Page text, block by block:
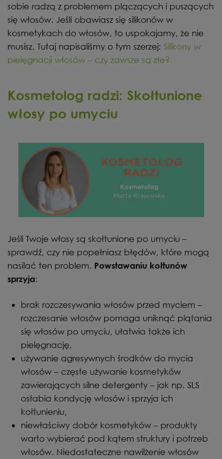
sobie radzą z problemem plączących i puszących
się włosów. Jeśli obawiasz się silikonów w
kosmetykach do włosów, to uspokajamy, że nie
musisz. Tutaj napisaliśmy o tym szerzej: Silikony w
pielęgnacji włosów – czy zawsze są złe?
Kosmetolog radzi: Skołtunione
włosy po umyciu
Jeśli Twoje włosy są skołtunione po umyciu –
sprawdź, czy nie popełniasz błędów, które mogą
nasilać ten problem. Powstawaniu kołtunów
sprzyja:
brak rozczesywania włosów przed myciem –
rozczesanie włosów pomaga uniknąć plątania
się włosów po umyciu, ułatwia także ich
pielęgnację,
używanie agresywnych środków do mycia
włosów – częste używanie kosmetyków
zawierających silne detergenty – jak np. SLS
osłabia kondycję włosów i sprzyja ich
kołtunieniu,
niewłaściwy dobór kosmetyków – produkty
warto wybierać pod kątem struktury i potrzeb
włosów. Niedostateczne nawilżenie włosów